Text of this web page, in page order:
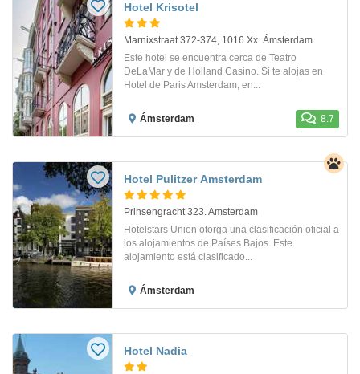
Hotel Krisotel
Marnixstraat 372-374, 1016 Xx. Ámsterdam
Este hotel se encuentra cerca de Teatro
DeLaMar y de Holland Casino. Si te alojas en
Hotel de Paris Amsterdam, en...
Ámsterdam 8.7
Hotel Pulitzer Amsterdam
Prinsengracht 323. Amsterdam
Hotelstars Union otorga una clasificación oficial a
los alojamientos de Países Bajos. Este
alojamiento está clasificado...
Ámsterdam
Hotel Nadia